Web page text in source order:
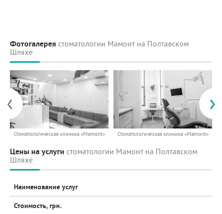
Фотогалерея стоматологии Мамонт на Полтавском
Шляхе
Стоматологическая клиника «Mamont» Стоматологическая клиника «Mamont»
‹ ›
Цены на услуги стоматологии Мамонт на Полтавском
Шляхе
Наименование услуг
Стоимость, грн.